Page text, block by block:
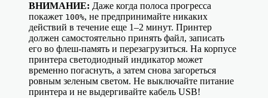
ВНИМАНИЕ: Даже когда полоса прогресса
покажет 100%, не предпринимайте никаких
действий в течение еще 1–2 минут. Принтер
должен самостоятельно принять файл, записать
его во флеш-память и перезагрузиться. На корпусе
принтера светодиодный индикатор может
временно погаснуть, а затем снова загореться
ровным зеленым светом. Не выключайте питание
принтера и не выдергивайте кабель USB!